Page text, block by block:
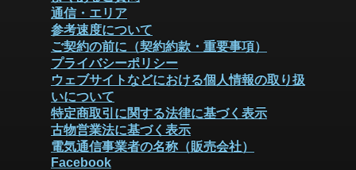
通信・エリア
参考速度について
ご契約の前に（契約約款・重要事項）
プライバシーポリシー
ウェブサイトなどにおける個人情報の取り扱
いについて
特定商取引に関する法律に基づく表示
古物営業法に基づく表示
電気通信事業者の名称（販売会社）
Facebook